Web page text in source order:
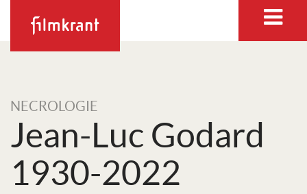
NECROLOGIE
Jean-Luc Godard
1930-2022